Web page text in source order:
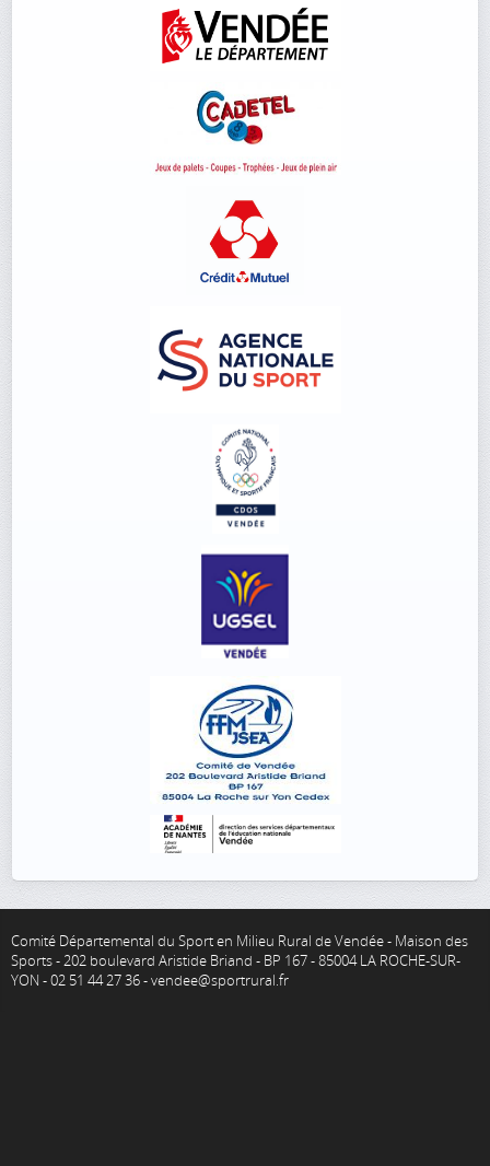
Comité Départemental du Sport en Milieu Rural de Vendée - Maison des
Sports - 202 boulevard Aristide Briand - BP 167 - 85004 LA ROCHE-SUR-
YON - 02 51 44 27 36 - vendee@sportrural.fr